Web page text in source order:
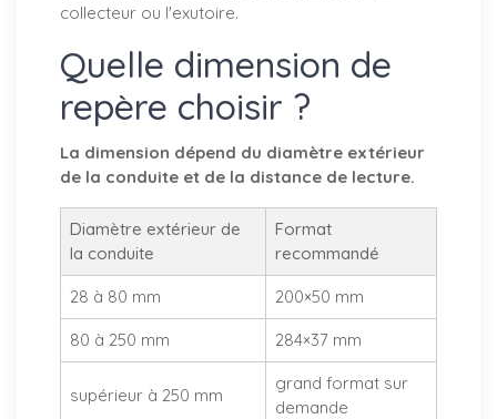
collecteur ou l'exutoire.
Quelle dimension de
repère choisir ?
La dimension dépend du diamètre extérieur
de la conduite et de la distance de lecture.
Diamètre extérieur de
la conduite
Format
recommandé
28 à 80 mm 200×50 mm
80 à 250 mm 284×37 mm
supérieur à 250 mm
grand format sur
demande